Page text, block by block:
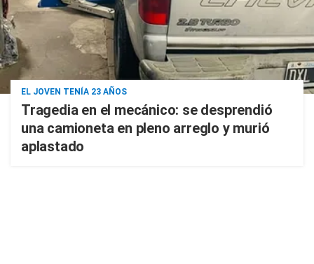
EL JOVEN TENÍA 23 AÑOS
Tragedia en el mecánico: se desprendió
una camioneta en pleno arreglo y murió
aplastado